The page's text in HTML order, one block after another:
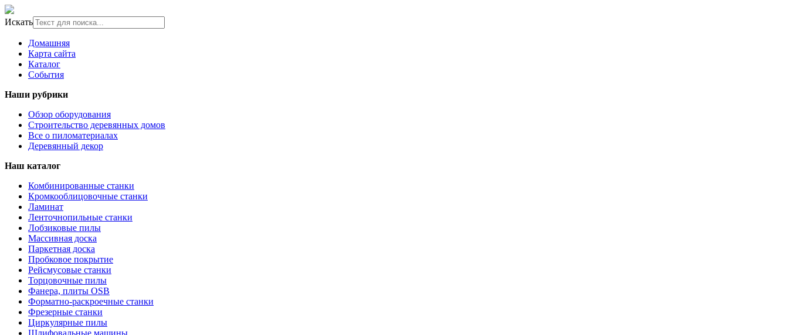
Искать
Домашняя
Карта сайта
Каталог
События
Наши рубрики
Обзор оборудования
Строительство деревянных домов
Все о пиломатериалах
Деревянный декор
Наш каталог
Комбинированные станки
Кромкооблицовочные станки
Ламинат
Ленточнопильные станки
Лобзиковые пилы
Массивная доска
Паркетная доска
Пробковое покрытие
Рейсмусовые станки
Торцовочные пилы
Фанера, плиты OSB
Форматно-раскроечные станки
Фрезерные станки
Циркулярные пилы
Шлифовальные машины